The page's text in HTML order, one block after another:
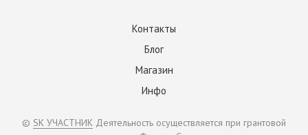
Контакты
Блог
Магазин
Инфо
© SK УЧАСТНИК Деятельность осуществляется при грантовой